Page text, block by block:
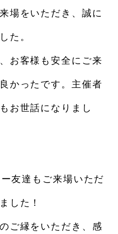
場をいただき、誠に
た。
お客様も安全にご来
かったです。主催者
お世話になりまし
友達もご来場いただ
した！
ご縁をいただき、感